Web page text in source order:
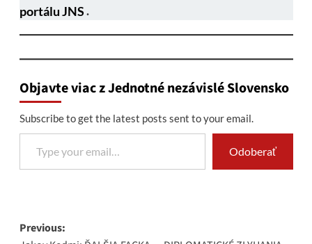
portálu JNS.
Objavte viac z Jednotné nezávislé Slovensko
Subscribe to get the latest posts sent to your email.
Type your email…
Odoberať
Post
Previous: